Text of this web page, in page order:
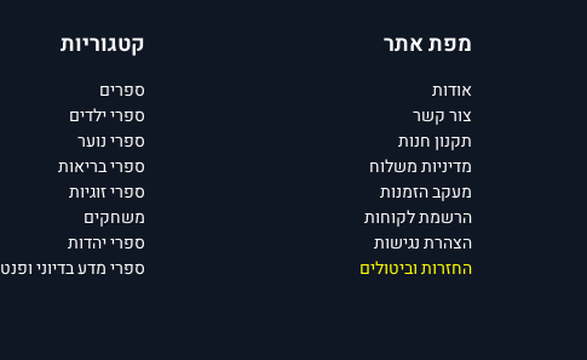
מפת אתר
אודות
צור קשר
תקנון חנות
מדיניות משלוח
מעקב הזמנות
הרשמת לקוחות
הצהרת נגישות
החזרות וביטולים
קטגוריות
ספרים
ספרי ילדים
ספרי נוער
ספרי בריאות
ספרי זוגיות
משחקים
ספרי יהדות
ספרי מדע בדיוני